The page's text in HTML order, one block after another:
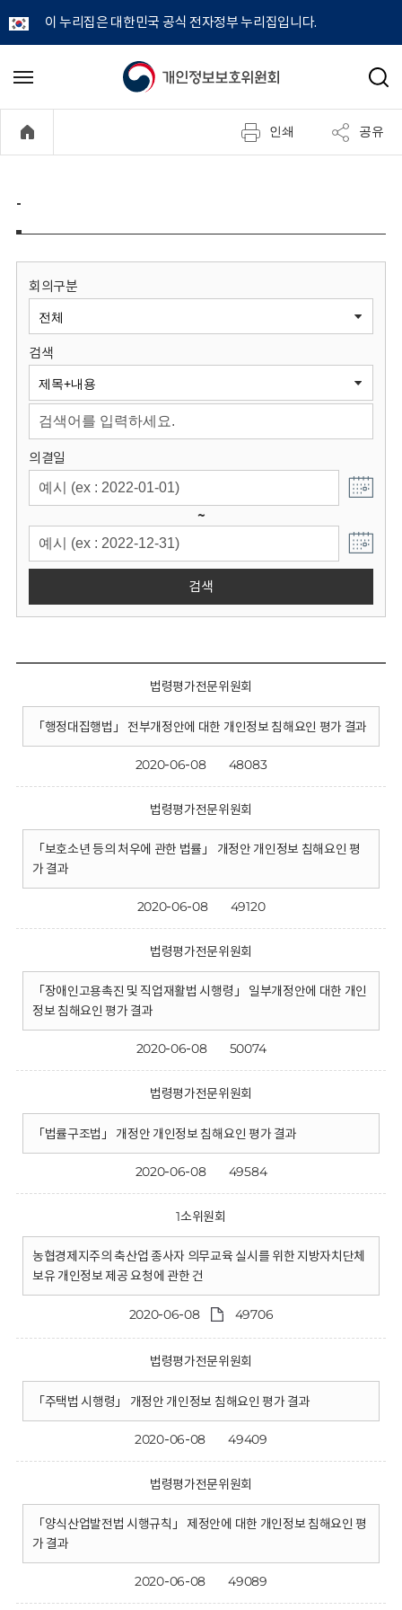
이 누리집은 대한민국 공식 전자정부 누리집입니다.
개
정
보
원
회
메
기
검
인쇄 공유
-
회의구분
검색
의결일
~
검색
법령평가전문위원회
「행정대집행법」 전부개정안에 대한 개인정보 침해요인 평가 결과
2020-06-08 48083
법령평가전문위원회
「보호소년 등의 처우에 관한 법률」 개정안 개인정보 침해요인 평
가 결과
2020-06-08 49120
법령평가전문위원회
「장애인고용촉진 및 직업재활법 시행령」 일부개정안에 대한 개인
정보 침해요인 평가 결과
2020-06-08 50074
법령평가전문위원회
「법률구조법」 개정안 개인정보 침해요인 평가 결과
2020-06-08 49584
1소위원회
농협경제지주의 축산업 종사자 의무교육 실시를 위한 지방자치단체
보유 개인정보 제공 요청에 관한 건
2020-06-08 49706
법령평가전문위원회
「주택법 시행령」 개정안 개인정보 침해요인 평가 결과
2020-06-08 49409
법령평가전문위원회
「양식산업발전법 시행규칙」 제정안에 대한 개인정보 침해요인 평
가 결과
2020-06-08 49089